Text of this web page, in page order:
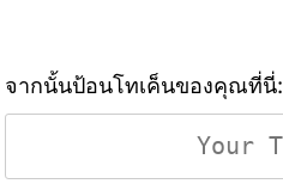
จากนั้นป้อนโทเค็นของคุณที่นี่: